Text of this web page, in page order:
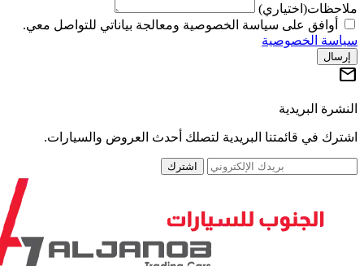
(اختياري)
أوافق على سياسة الخصوصية ومعالجة بياناتي للتواصل معي.
الخصوصية
البريدية
في قائمتنا البريدية لتصلك أحدث العروض والسيارات.
اشترك